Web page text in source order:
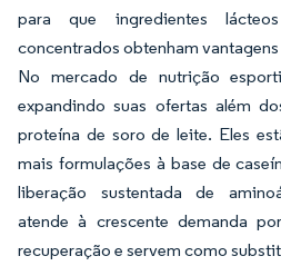
para que ingredientes
concentrados obtenham
No mercado de nutrição
expandindo suas ofertas além
proteína de soro de leite. Eles
mais formulações à base de
liberação sustentada de
atende à crescente demanda
recuperação e servem como